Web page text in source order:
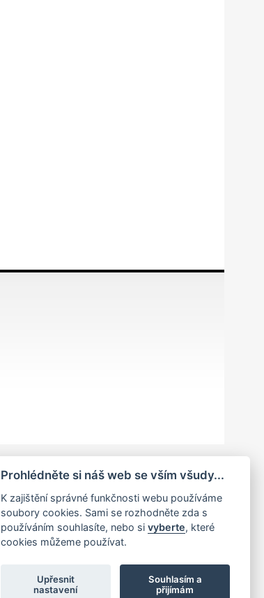
Prohlédněte si náš web se vším všudy...
K zajištění správné funkčnosti webu používáme
soubory cookies. Sami se rozhodněte zda s
používáním souhlasíte, nebo si vyberte, které
cookies můžeme používat.
Souhlasím a
přijímám
Upřesnit
nastavení